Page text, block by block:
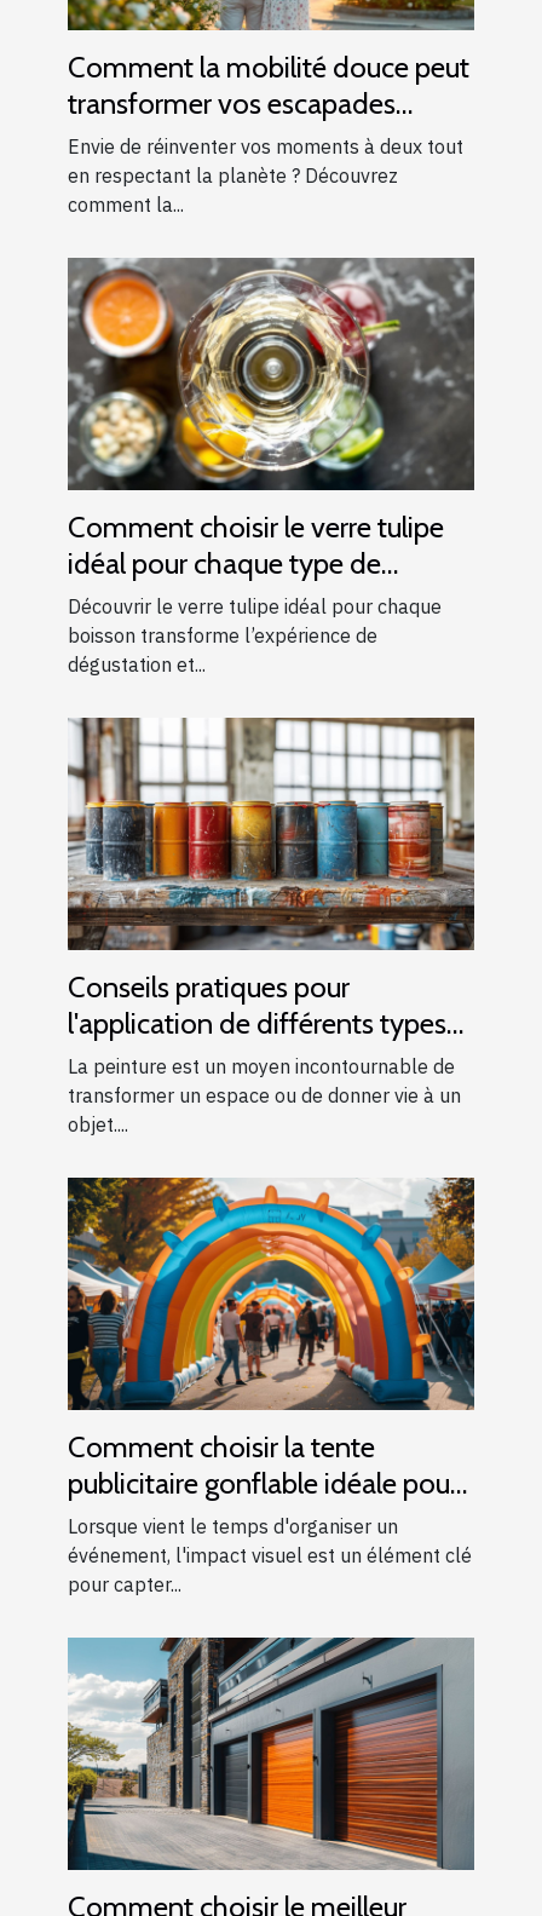
Comment la mobilité douce peut
transformer vos escapades
romantiques ?
Envie de réinventer vos moments à deux tout
en respectant la planète ? Découvrez
comment la...
Comment choisir le verre tulipe
idéal pour chaque type de
boisson ?
Découvrir le verre tulipe idéal pour chaque
boisson transforme l’expérience de
dégustation et...
Conseils pratiques pour
l'application de différents types
de peintures
La peinture est un moyen incontournable de
transformer un espace ou de donner vie à un
objet....
Comment choisir la tente
publicitaire gonflable idéale pour
vos événements
Lorsque vient le temps d'organiser un
événement, l'impact visuel est un élément clé
pour capter...
Comment choisir le meilleur